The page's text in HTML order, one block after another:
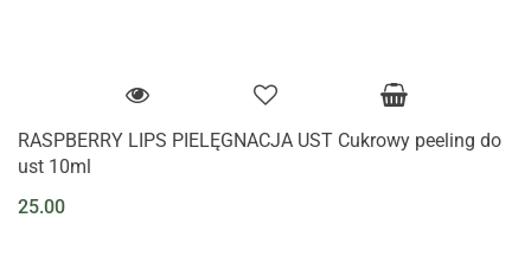
RASPBERRY LIPS PIELĘGNACJA UST Cukrowy peeling do
ust 10ml
25.00